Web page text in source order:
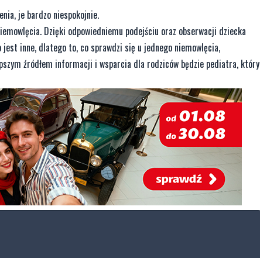
je bardzo niespokojnie.
Dzięki odpowiedniemu podejściu oraz obserwacji dziecka
inne, dlatego to, co sprawdzi się u jednego niemowlęcia,
źródłem informacji i wsparcia dla rodziców będzie pediatra, który